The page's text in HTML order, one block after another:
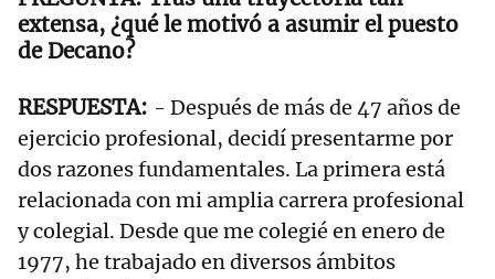
extensa, ¿qué le motivó a asumir el puesto
de Decano?
- Después de más de 47 años de
ejercicio profesional, decidí presentarme por
dos razones fundamentales. La primera está
relacionada con mi amplia carrera profesional
y colegial. Desde que me colegié en enero de
1977, he trabajado en diversos ámbitos